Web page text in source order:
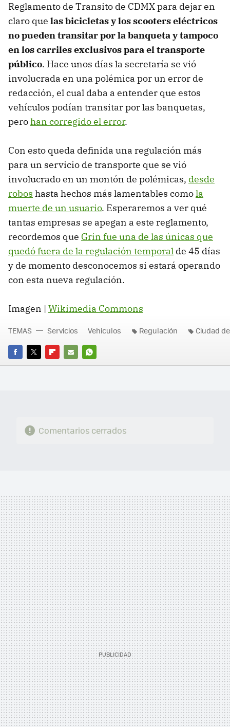
Reglamento de Transito de CDMX para dejar en
claro que las bicicletas y los scooters eléctricos
no pueden transitar por la banqueta y tampoco
en los carriles exclusivos para el transporte
público. Hace unos días la secretaría se vió
involucrada en una polémica por un error de
redacción, el cual daba a entender que estos
vehículos podían transitar por las banquetas,
perohan corregido el error.
Con esto queda definida una regulación más
para un servicio de transporte que se vió
involucrado en un montón de polémicas, desde
robos hasta hechos más lamentables comola
muerte de un usuario. Esperaremos a ver qué
tantas empresas se apegan a este reglamento,
recordemos que Grin fue una de las únicas que
quedó fuera de la regulación temporal de 45 días
y de momento desconocemos si estará operando
con esta nueva regulación.
Imagen | Wikimedia Commons
FACEBOOK
TWITTERFLIPBOARD
E-
WHATSAPP
TEMAS Servicios Vehiculos Regulación Ciudad
Comentarios cerrados